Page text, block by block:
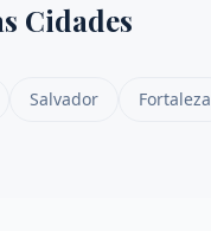
Cidades
Salvador Fortaleza